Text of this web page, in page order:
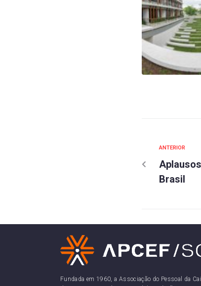
ANTERIOR
Brasil
Fundada em 1960, a Associação do Pessoal da